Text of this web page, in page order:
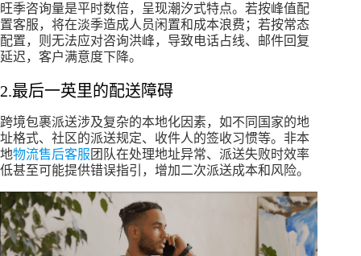
旺季咨询量是平时数倍，呈现潮汐式特点。若按峰值配
置客服，将在淡季造成人员闲置和成本浪费；若按常态
配置，则无法应对咨询洪峰，导致电话占线、邮件回复
延迟，客户满意度下降。
2.最后一英里的配送障碍
跨境包裹派送涉及复杂的本地化因素，如不同国家的地
址格式、社区的派送规定、收件人的签收习惯等。非本
地物流售后客服 团队在处理地址异常、派送失败时效率
低甚至可能提供错误指引，增加二次派送成本和风险。